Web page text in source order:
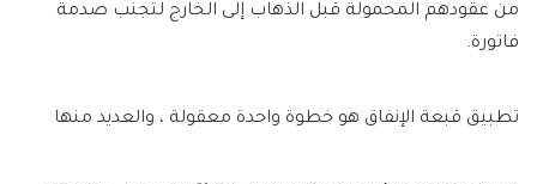
من عقودهم المحمولة قبل الذهاب إلى الخارج لتجنب صدمة
فاتورة.
تطبيق قبعة الإنفاق هو خطوة واحدة معقولة ، والعديد منها